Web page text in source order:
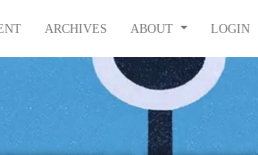
ARCHIVES ABOUT LOGIN